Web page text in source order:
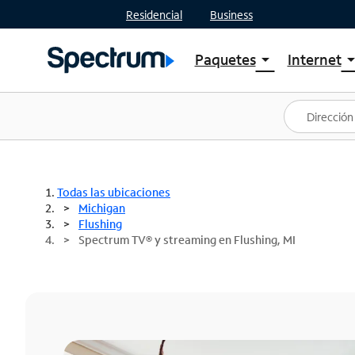
Residencial Business
Paquetesarrow_drop_down
Ver paquetes
Spectrum One
Mejores ofertas
Internetarrow_drop_down
Planes
Todas las ubicaciones
Michigan
Flushing
Spectrum TV® y streaming en Flushing, MI